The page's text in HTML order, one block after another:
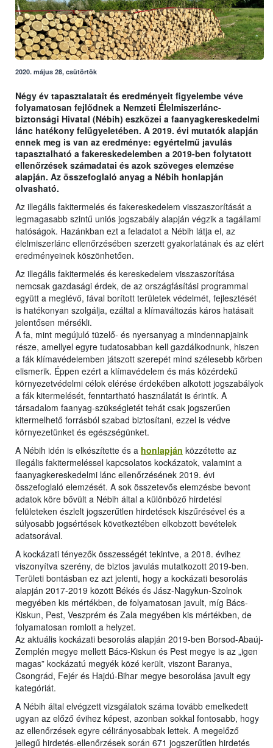
2020. május 28, csütörtök
Négy év tapasztalatait és eredményeit figyelembe véve
folyamatosan fejlődnek a Nemzeti Élelmiszerlánc-
biztonsági Hivatal (Nébih) eszközei a faanyagkereskedelmi
lánc hatékony felügyeletében. A 2019. évi mutatók alapján
ennek meg is van az eredménye: egyértelmű javulás
tapasztalható a fakereskedelemben a 2019-ben folytatott
ellenőrzések számadatai és azok szöveges elemzése
alapján. Az összefoglaló anyag a Nébih honlapján
olvasható.
Az illegális fakitermelés és fakereskedelem visszaszorítását a
legmagasabb szintű uniós jogszabály alapján végzik a tagállami
hatóságok. Hazánkban ezt a feladatot a Nébih látja el, az
élelmiszerlánc ellenőrzésében szerzett gyakorlatának és az elért
eredményeinek köszönhetően.
Az illegális fakitermelés és kereskedelem visszaszorítása
nemcsak gazdasági érdek, de az országfásítási programmal
együtt a meglévő, fával borított területek védelmét, fejlesztését
is hatékonyan szolgálja, ezáltal a klímaváltozás káros hatásait
jelentősen mérsékli.
A fa, mint megújuló tüzelő- és nyersanyag a mindennapjaink
része, amellyel egyre tudatosabban kell gazdálkodnunk, hiszen
a fák klímavédelemben játszott szerepét mind szélesebb körben
elismerik. Éppen ezért a klímavédelem és más közérdekű
környezetvédelmi célok elérése érdekében alkotott jogszabályok
a fák kitermelését, fenntartható használatát is érintik. A
társadalom faanyag-szükségletét tehát csak jogszerűen
kitermelhető forrásból szabad biztosítani, ezzel is védve
környezetünket és egészségünket.
A Nébih idén is elkészítette és a honlapján közzétette az
illegális fakitermeléssel kapcsolatos kockázatok, valamint a
faanyagkereskedelmi lánc ellenőrzésének 2019. évi
összefoglaló elemzését. A sok összetevős elemzésbe bevont
adatok köre bővült a Nébih által a különböző hirdetési
felületeken észlelt jogszerűtlen hirdetések kiszűrésével és a
súlyosabb jogsértések következtében elkobzott bevételek
adatsorával.
A kockázati tényezők összességét tekintve, a 2018. évihez
viszonyítva szerény, de biztos javulás mutatkozott 2019-ben.
Területi bontásban ez azt jelenti, hogy a kockázati besorolás
alapján 2017-2019 között Békés és Jász-Nagykun-Szolnok
megyében kis mértékben, de folyamatosan javult, míg Bács-
Kiskun, Pest, Veszprém és Zala megyében kis mértékben, de
folyamatosan romlott a helyzet.
Az aktuális kockázati besorolás alapján 2019-ben Borsod-Abaúj-
Zemplén megye mellett Bács-Kiskun és Pest megye is az „igen
magas” kockázatú megyék közé került, viszont Baranya,
Csongrád, Fejér és Hajdú-Bihar megye besorolása javult egy
kategóriát.
A Nébih által elvégzett vizsgálatok száma tovább emelkedett
ugyan az előző évihez képest, azonban sokkal fontosabb, hogy
az ellenőrzések egyre célirányosabbak lettek. A megelőző
jellegű hirdetés-ellenőrzések során 671 jogszerűtlen hirdetés